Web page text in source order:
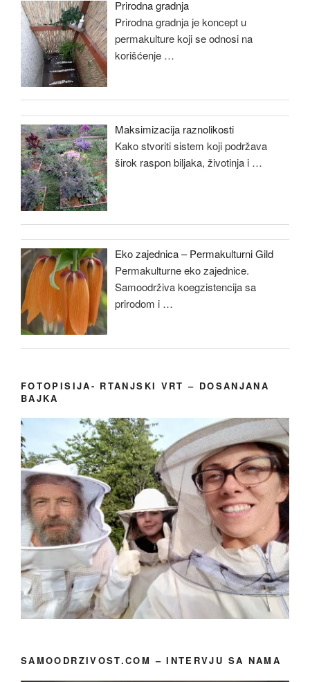
Prirodna gradnja
Prirodna gradnja je koncept u
permakulture koji se odnosi na
korišćenje …
Maksimizacija raznolikosti
Kako stvoriti sistem koji podržava
širok raspon biljaka, životinja i …
Eko zajednica – Permakulturni Gild
Permakulturne eko zajednice.
Samoodrživa koegzistencija sa
prirodom i …
FOTOPISIJA- RTANJSKI VRT – DOSANJANA
BAJKA
SAMOODRZIVOST.COM – INTERVJU SA NAMA